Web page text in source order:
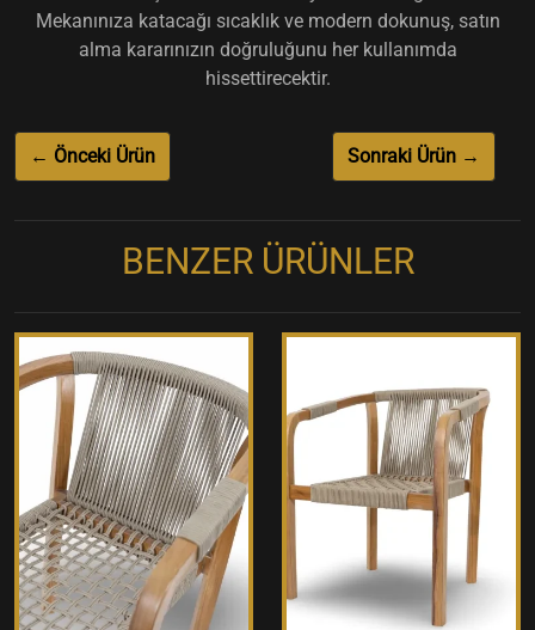
Mekanınıza katacağı sıcaklık ve modern dokunuş, satın
alma kararınızın doğruluğunu her kullanımda
hissettirecektir.
← Önceki Ürün Sonraki Ürün →
BENZER ÜRÜNLER